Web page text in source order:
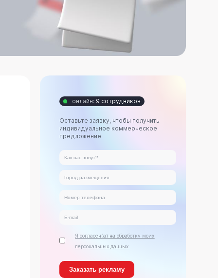
онлайн: 9 сотрудников
Оставьте заявку, чтобы получить
индивидуальное коммерческое
предложение
Я согласен(а) на обработку моих
персональных данных